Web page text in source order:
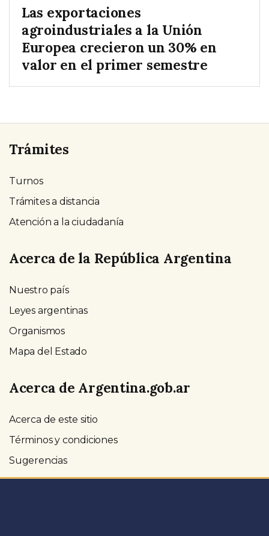
Las exportaciones
agroindustriales a la Unión
Europea crecieron un 30% en
valor en el primer semestre
Trámites
Turnos
Trámites a distancia
Atención a la ciudadanía
Acerca de la República Argentina
Nuestro país
Leyes argentinas
Organismos
Mapa del Estado
Acerca de Argentina.gob.ar
Acerca de este sitio
Términos y condiciones
Sugerencias